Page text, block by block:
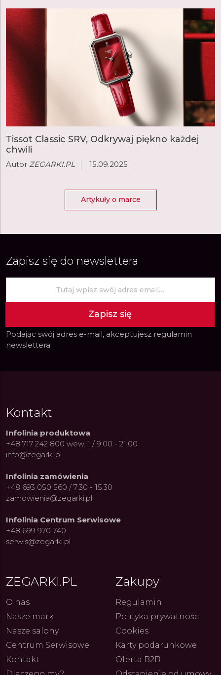
Constant: Pasja,
27.07.2026
Fenomen marki Festina. Od
kolarskich pasji do ikonicznych
kolekcji zegarków
ZEGARKI.PL 4.08.2026
Tissot Classic SRV, Odkrywaj piękno każdej
chwili
Autor ZEGARKI.PL 15.09.2025
Artykuły o marce
Zapisz się do newslettera
Zapisz się
Podając swój adres e-mail, akceptujesz regulamin
newslettera
Kontakt
Infolinia produktowa
+48 717 242 800 wew. 1 / 9:00 - 21:00
info@zegarki.pl
Infolinia zamówienia
+48 693 050 560 / 7:30 - 15:30
zamowienia@zegarki.pl
Infolinia Centrum Serwisowe
+48 699 970 740
serwis@zegarki.pl
ZEGARKI.PL
O nas
Nasze marki
Nasze salony
Centrum Serwisowe
Kontakt
Zakupy
Regulamin
Polityka prywatności
Cookies
Karty podarunkowe
Oferta B2B